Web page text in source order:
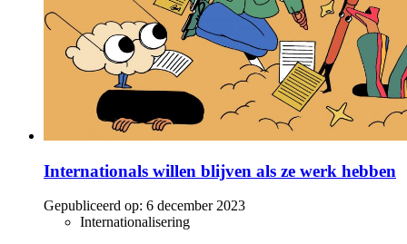
Internationals willen blijven als ze werk hebben
Gepubliceerd op: 6 december 2023
Internationalisering